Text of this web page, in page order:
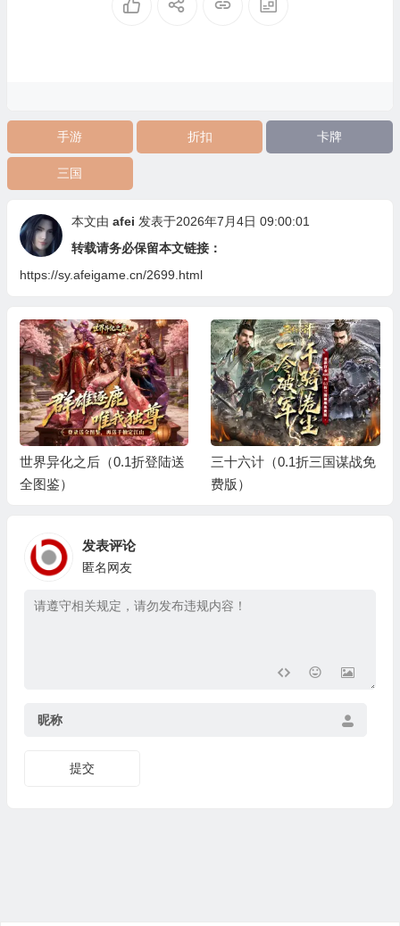
手游 折扣 卡牌
三国
本文由 afei 发表于2026年7月4日 09:00:01
转载请务必保留本文链接：
https://sy.afeigame.cn/2699.html
世界异化之后（0.1折登陆送
全图鉴）
三十六计（0.1折三国谋战免
费版）
发表评论
匿名网友
昵称
提交